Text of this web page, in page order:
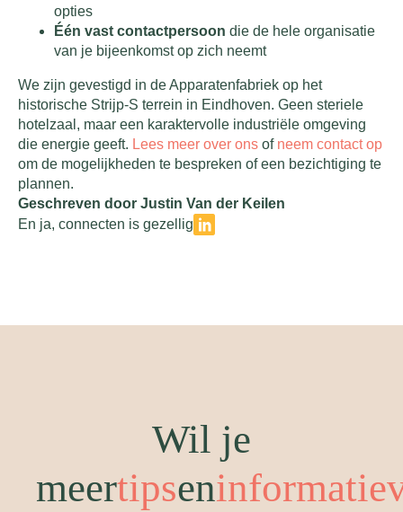
opties
Één vast contactpersoon die de hele organisatie
van je bijeenkomst op zich neemt
We zijn gevestigd in de Apparatenfabriek op het
historische Strijp-S terrein in Eindhoven. Geen steriele
hotelzaal, maar een karaktervolle industriële omgeving
die energie geeft. Lees meer over ons of neem contact op
om de mogelijkheden te bespreken of een bezichtiging te
plannen.
Geschreven door Justin Van der Keilen
En ja, connecten is gezellig
Wil je
meertipsen